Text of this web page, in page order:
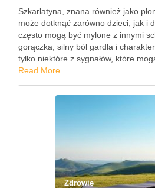
Szkarlatyna, znana również jako
może dotknąć zarówno dzieci, jak i
często mogą być mylone z innymi
gorączka, silny ból gardła i
tylko niektóre z sygnałów, które
Co więcej, pojawienie się języka
Read More
Zdrowie